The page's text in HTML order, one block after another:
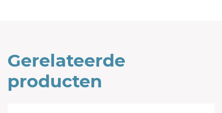
Gerelateerde
producten